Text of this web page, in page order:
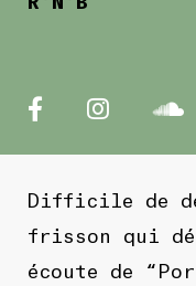
Difficile de
frisson qui
écoute de